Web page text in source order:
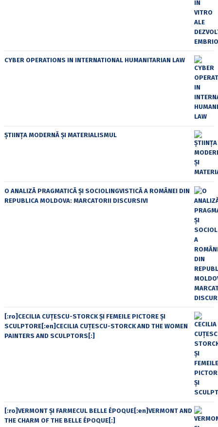
CYBER OPERATIONS IN INTERNATIONAL HUMANITARIAN LAW
ȘTIINȚA MODERNĂ ȘI MATERIALISMUL
O ANALIZĂ PRAGMATICĂ ȘI SOCIOLINGVISTICĂ A ROMÂNEI DIN
REPUBLICA MOLDOVA: MARCATORII DISCURSIVI
[:ro]CECILIA CUŢESCU-STORCK ŞI FEMEILE PICTORE ŞI
SCULPTORE[:en]CECILIA CUŢESCU-STORCK AND THE WOMEN
PAINTERS AND SCULPTORS[:]
[:ro]VERMONT ȘI FARMECUL BELLE ÉPOQUE[:en]VERMONT AND
THE CHARM OF THE BELLE ÉPOQUE[:]